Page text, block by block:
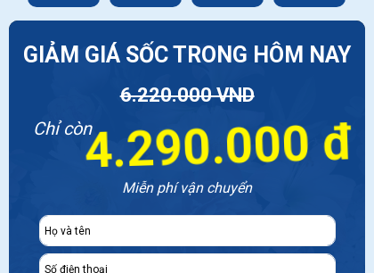
GIẢM GIÁ SỐC TRONG HÔM NAY
Chỉ còn4.290.000 đ
6.220.000 VND
Miễn phí vận chuyển